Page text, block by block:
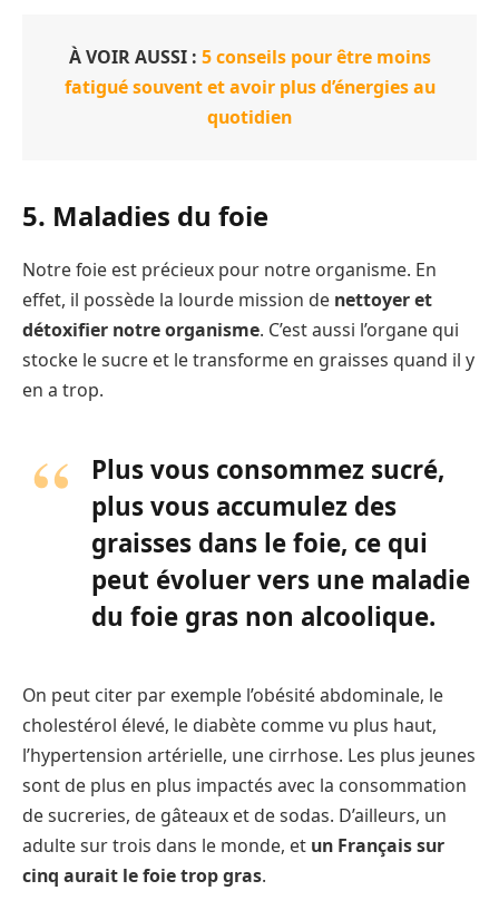
À VOIR AUSSI : 5 conseils pour être moins
fatigué souvent et avoir plus d’énergies au
quotidien
5. Maladies du foie
Notre foie est précieux pour notre organisme. En
effet, il possède la lourde mission de nettoyer et
détoxifier notre organisme. C’est aussi l’organe qui
stocke le sucre et le transforme en graisses quand il y
en a trop.
Plus vous consommez sucré,
plus vous accumulez des
graisses dans le foie, ce qui
peut évoluer vers une maladie
du foie gras non alcoolique.
On peut citer par exemple l’obésité abdominale, le
cholestérol élevé, le diabète comme vu plus haut,
l’hypertension artérielle, une cirrhose. Les plus jeunes
sont de plus en plus impactés avec la consommation
de sucreries, de gâteaux et de sodas. D’ailleurs, un
adulte sur trois dans le monde, et un Français sur
cinq aurait le foie trop gras.